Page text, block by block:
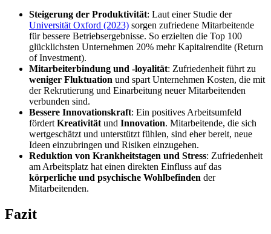
Steigerung der Produktivität: Laut einer Studie der
Universität Oxford (2023) sorgen zufriedene Mitarbeitende
für bessere Betriebsergebnisse. So erzielten die Top 100
glücklichsten Unternehmen 20% mehr Kapitalrendite (Return
of Investment).
Mitarbeiterbindung und -loyalität: Zufriedenheit führt zu
weniger Fluktuation und spart Unternehmen Kosten, die mit
der Rekrutierung und Einarbeitung neuer Mitarbeitenden
verbunden sind.
Bessere Innovationskraft: Ein positives Arbeitsumfeld
fördert Kreativität und Innovation. Mitarbeitende, die sich
wertgeschätzt und unterstützt fühlen, sind eher bereit, neue
Ideen einzubringen und Risiken einzugehen.
Reduktion von Krankheitstagen und Stress: Zufriedenheit
am Arbeitsplatz hat einen direkten Einfluss auf das
körperliche und psychische Wohlbefinden der
Mitarbeitenden.
Fazit